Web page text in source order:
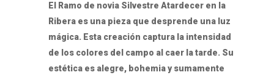
El Ramo de novia Silvestre Atardecer en la
Ribera es una pieza que desprende una luz
mágica. Esta creación captura la intensidad
de los colores del campo al caer la tarde. Su
estética es alegre, bohemia y sumamente